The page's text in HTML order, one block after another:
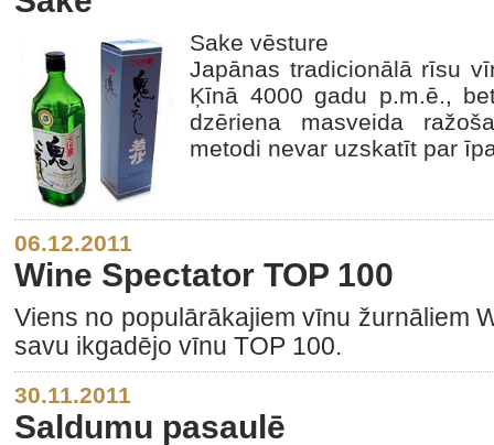
Sake vēsture
Japānas tradicionālā rīsu
Ķīnā 4000 gadu p.m.ē.,
dzēriena masveida
metodi nevar uzskatīt par
06.12.2011
Wine Spectator TOP 100
Viens no populārākajiem vīnu žurnāliem
savu ikgadējo vīnu TOP 100.
30.11.2011
Saldumu pasaulē